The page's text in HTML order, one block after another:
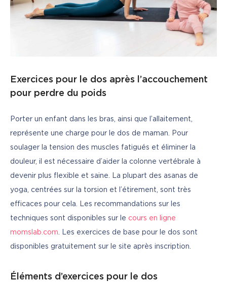
Exercices pour le dos après l’accouchement
pour perdre du poids
Porter un enfant dans les bras, ainsi que l’allaitement,
représente une charge pour le dos de maman. Pour
soulager la tension des muscles fatigués et éliminer la
douleur, il est nécessaire d’aider la colonne vertébrale à
devenir plus flexible et saine. La plupart des asanas de
yoga, centrées sur la torsion et l’étirement, sont très
efficaces pour cela. Les recommandations sur les
techniques sont disponibles sur le cours en ligne
momslab.com . Les exercices de base pour le dos sont
disponibles gratuitement sur le site après inscription.
Éléments d’exercices pour le dos